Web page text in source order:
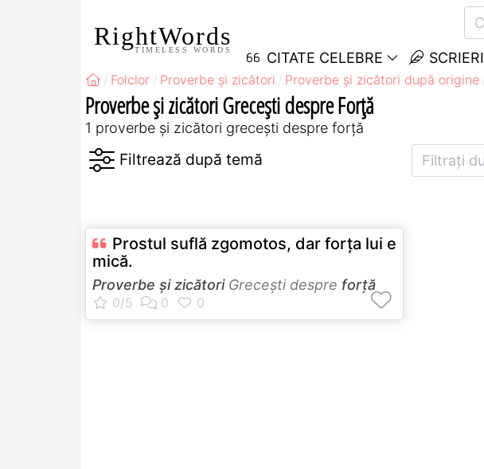
RightWords
TIMELESS WORDS CITATE CELEBRE SCRIERI
Folclor Proverbe și zicători Proverbe și zicători după origine
Proverbe și zicători Greceşti despre Forță
1 proverbe și zicători greceşti despre forță
Prostul suflă zgomotos, dar forţa lui e
mică.
Proverbe și zicătoriGreceşti despre forță